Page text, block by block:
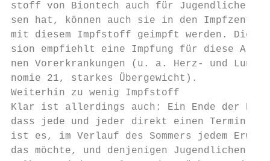
stoff von Biontech auch für Jugendliche
sen hat, können auch sie in den
mit diesem Impfstoff geimpft werden. Die
sion empfiehlt eine Impfung für diese
nen Vorerkrankungen (u. a. Herz- und
nomie 21, starkes Übergewicht).
Weiterhin zu wenig Impfstoff
Klar ist allerdings auch: Ein Ende der
dass jede und jeder direkt einen Termin
ist es, im Verlauf des Sommers jedem
das möchte, und denjenigen